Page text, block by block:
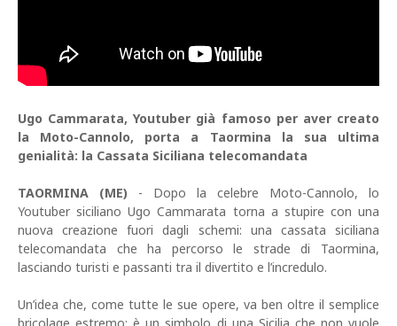
Ugo Cammarata, Youtuber già famoso per aver creato
la Moto-Cannolo, porta a Taormina la sua ultima
genialità: la Cassata Siciliana telecomandata
TAORMINA (ME) - Dopo la celebre Moto-Cannolo, lo
Youtuber siciliano Ugo Cammarata torna a stupire con una
nuova creazione fuori dagli schemi: una cassata siciliana
telecomandata che ha percorso le strade di Taormina,
lasciando turisti e passanti tra il divertito e l’incredulo.
Un’idea che, come tutte le sue opere, va ben oltre il semplice